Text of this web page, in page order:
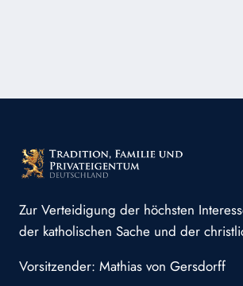
Zur Verteidigung der höchsten
der katholischen Sache und der
Vorsitzender: Mathias von Gersdorff